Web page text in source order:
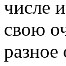
числе
свою
разное